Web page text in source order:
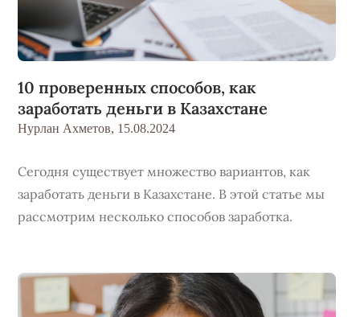
10 проверенных способов, как
заработать деньги в Казахстане
Нурлан Ахметов, 15.08.2024
Сегодня существует множество вариантов, как
заработать деньги в Казахстане. В этой статье мы
рассмотрим несколько способов заработка.